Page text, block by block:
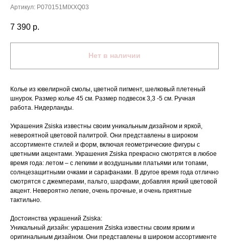
Артикул: P070151MIXXQ03
7 390 р.
Нет в наличии
Колье из ювелирной смолы, цветной пигмент, шелковый плетеный
шнурок. Размер колье 45 см. Размер подвесок 3,3 -5 см. Ручная
работа. Нидерланды.
Украшения Zsiska известны своим уникальным дизайном и яркой,
невероятной цветовой палитрой. Они представлены в широком
ассортименте стилей и форм, включая геометрические фигуры с
цветными акцентами. Украшения Zsiska прекрасно смотрятся в любое
время года: летом – с легкими и воздушными платьями или топами,
солнцезащитными очками и сарафанами. В другое время года отлично
смотрятся с джемперами, пальто, шарфами, добавляя яркий цветовой
акцент. Невероятно легкие, очень прочные, и очень приятные
тактильно.
Достоинства украшений Zsiska:
Уникальный дизайн: украшения Zsiska известны своим ярким и
оригинальным дизайном. Они представлены в широком ассортименте